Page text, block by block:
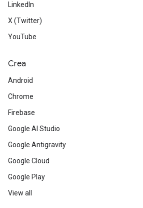
LinkedIn
X (Twitter)
YouTube
Crea
Android
Chrome
Firebase
Google AI Studio
Google Antigravity
Google Cloud
Google Play
View all